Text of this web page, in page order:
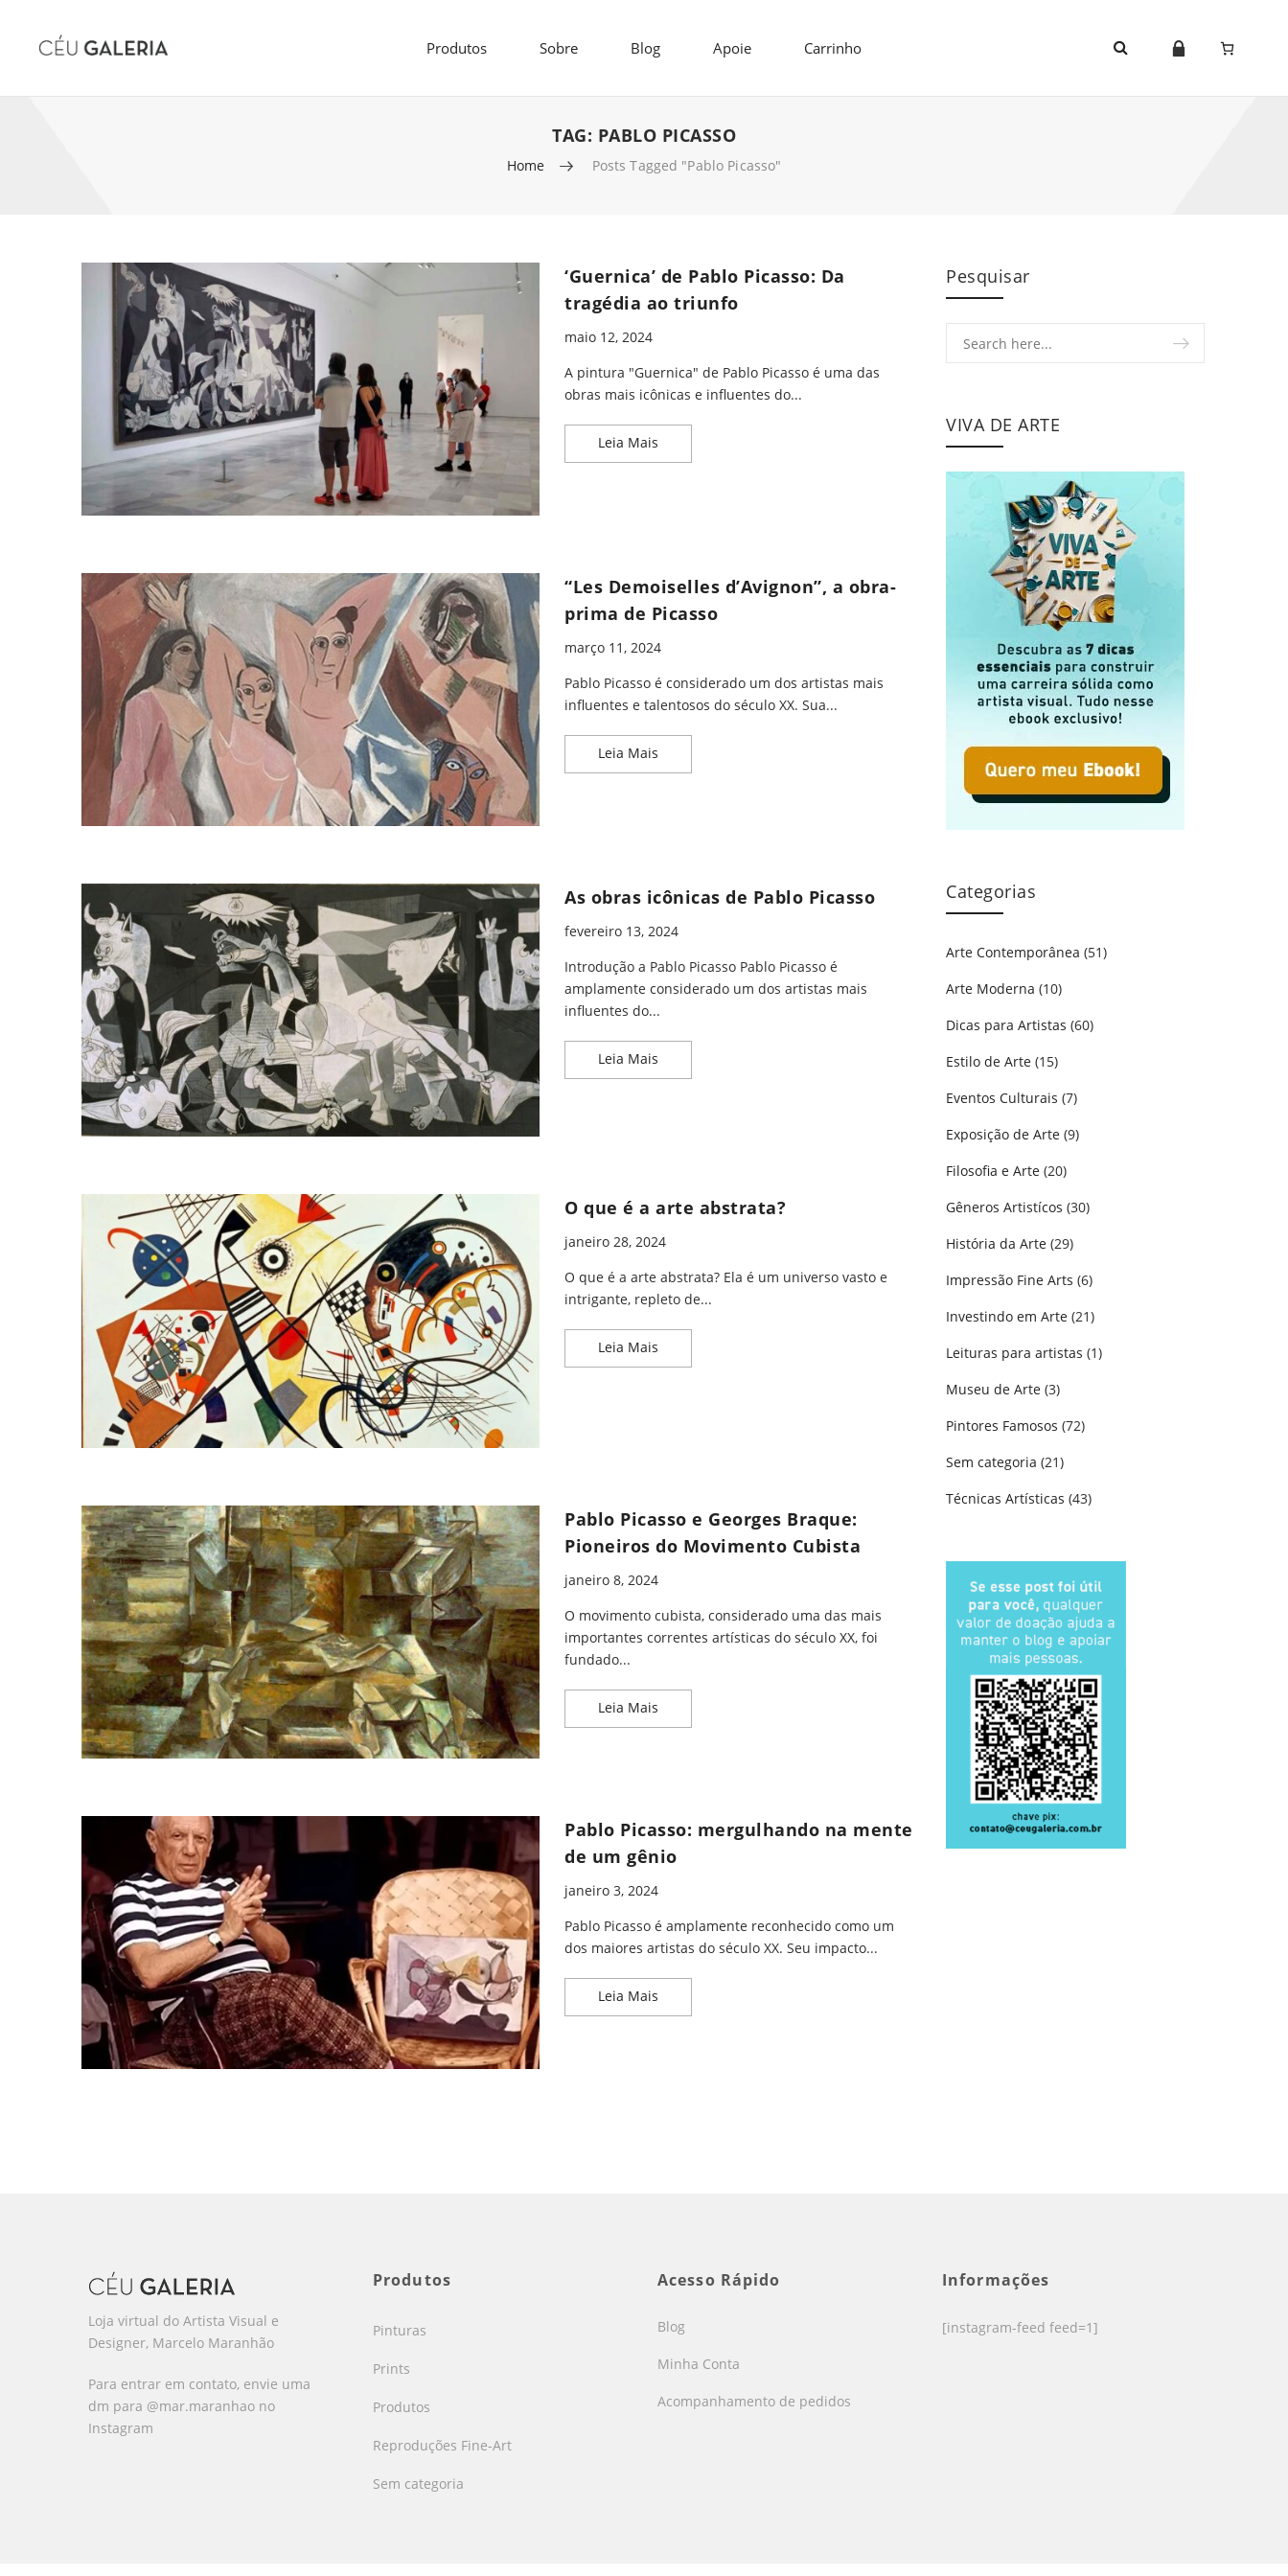
Produtos Sobre Blog Apoie Carrinho
TAG: PABLO PICASSO
Home Posts Tagged "Pablo Picasso"
Skip to content
‘Guernica’ de Pablo Picasso: Da
tragédia ao triunfo
maio 12, 2024
A pintura "Guernica" de Pablo Picasso é uma das
obras mais icônicas e influentes do...
Leia Mais ‘Guernica’ de Pablo Picasso: Da tragédia ao triunfo
“Les Demoiselles d’Avignon”, a obra-
prima de Picasso
março 11, 2024
Pablo Picasso é considerado um dos artistas mais
influentes e talentosos do século XX. Sua...
Leia Mais “Les Demoiselles d’Avignon”, a obra-prima de Picasso
As obras icônicas de Pablo Picasso
fevereiro 13, 2024
Introdução a Pablo Picasso Pablo Picasso é
amplamente considerado um dos artistas mais
influentes do...
Leia Mais
O que é a arte abstrata?
janeiro 28, 2024
O que é a arte abstrata? Ela é um universo vasto e
intrigante, repleto de...
Leia Mais
Pablo Picasso e Georges Braque:
Pioneiros do Movimento Cubista
janeiro 8, 2024
O movimento cubista, considerado uma das mais
importantes correntes artísticas do século XX, foi
fundado...
Leia Mais Pablo Picasso e Georges Braque: Pioneiros do Movimento Cubista
Pablo Picasso: mergulhando na mente
de um gênio
janeiro 3, 2024
Pablo Picasso é amplamente reconhecido como um
dos maiores artistas do século XX. Seu impacto...
Leia Mais
Pesquisar
VIVA DE ARTE
Categorias
Arte Contemporânea (51)
Arte Moderna (10)
Dicas para Artistas (60)
Estilo de Arte (15)
Eventos Culturais (7)
Exposição de Arte (9)
Filosofia e Arte (20)
Gêneros Artistícos (30)
História da Arte (29)
Impressão Fine Arts (6)
Investindo em Arte (21)
Leituras para artistas (1)
Museu de Arte (3)
Pintores Famosos (72)
Sem categoria (21)
Técnicas Artísticas (43)
Loja virtual do Artista Visual e
Designer, Marcelo Maranhão
Para entrar em contato, envie uma
dm para @mar.maranhao no
Instagram
Produtos
Pinturas
Prints
Produtos
Reproduções Fine-Art
Sem categoria
Acesso Rápido
Blog
Minha Conta
Acompanhamento de pedidos
Informações
[instagram-feed feed=1]